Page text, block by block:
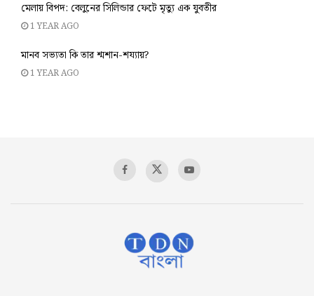
মেলায় বিপদ: বেলুনের সিলিন্ডার ফেটে মৃত্যু এক যুবতীর
1 YEAR AGO
মানব সভ্যতা কি তার শ্মশান-শয্যায়?
1 YEAR AGO